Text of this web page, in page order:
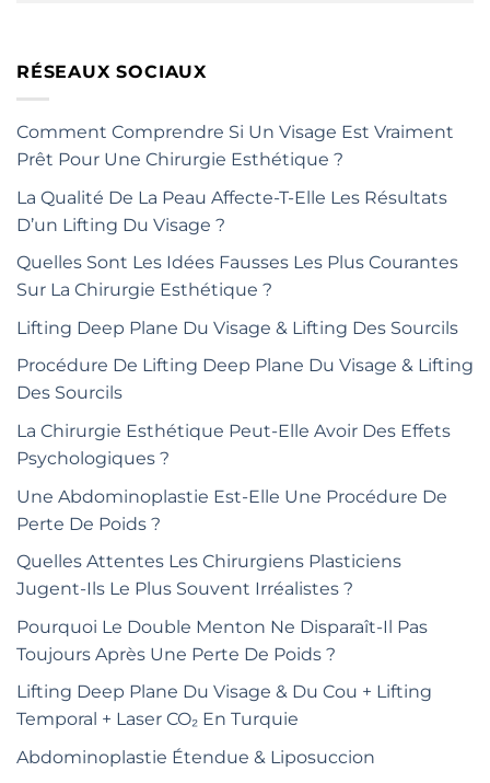
RÉSEAUX SOCIAUX
Comment Comprendre Si Un Visage Est Vraiment
Prêt Pour Une Chirurgie Esthétique ?
La Qualité De La Peau Affecte-T-Elle Les Résultats
D’un Lifting Du Visage ?
Quelles Sont Les Idées Fausses Les Plus Courantes
Sur La Chirurgie Esthétique ?
Lifting Deep Plane Du Visage & Lifting Des Sourcils
Procédure De Lifting Deep Plane Du Visage & Lifting
Des Sourcils
La Chirurgie Esthétique Peut-Elle Avoir Des Effets
Psychologiques ?
Une Abdominoplastie Est-Elle Une Procédure De
Perte De Poids ?
Quelles Attentes Les Chirurgiens Plasticiens
Jugent-Ils Le Plus Souvent Irréalistes ?
Pourquoi Le Double Menton Ne Disparaît-Il Pas
Toujours Après Une Perte De Poids ?
Lifting Deep Plane Du Visage & Du Cou + Lifting
Temporal + Laser CO₂ En Turquie
Abdominoplastie Étendue & Liposuccion